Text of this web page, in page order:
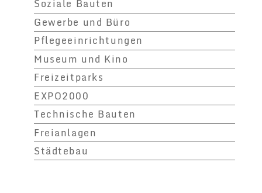
Soziale Bauten
Gewerbe und Büro
Pflegeeinrichtungen
Museum und Kino
Freizeitparks
EXPO2000
Technische Bauten
Freianlagen
Städtebau